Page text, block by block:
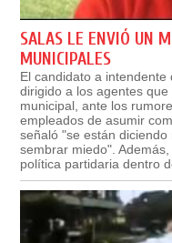
SALAS LE ENVIÓ UN
MUNICIPALES
El candidato a
dirigido a los agentes
municipal, ante los
empleados de asumir
señaló "se están
sembrar miedo".
política partidaria dentro